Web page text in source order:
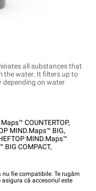
all substances that
the water. It filters up to
depending on water
COUNTERTOP,
MIND.Maps™ BIG,
MIND.Maps™
BIG COMPACT,
fie compatibile. Te rugăm
că accesoriul este